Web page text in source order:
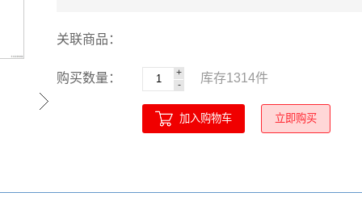
关联商品：
购买数量：
+
-
库存1314件
加入购物车 立即购买